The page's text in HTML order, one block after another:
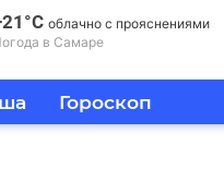
облачно с прояснениями
в Самаре
Гороскоп